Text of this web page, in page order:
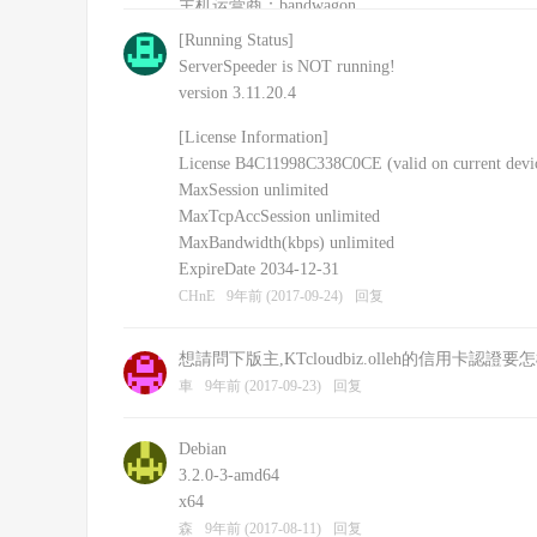
主机运营商：bandwagon
安装的其他软件：shadowsockR
CHnE 9年前 (2017-09-24) 回复
[Running Status]
ServerSpeeder is NOT running!
version 3.11.20.4
[License Information]
License B4C11998C338C0CE (valid on current
MaxSession unlimited
MaxTcpAccSession unlimited
MaxBandwidth(kbps) unlimited
ExpireDate 2034-12-31
CHnE 9年前 (2017-09-24) 回复
想請問下版主,KTcloudbiz.olleh的信用卡認證要
車 9年前 (2017-09-23) 回复
Debian
3.2.0-3-amd64
x64
森 9年前 (2017-08-11) 回复